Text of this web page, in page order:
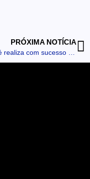
PRÓXIMA NOTÍCIA